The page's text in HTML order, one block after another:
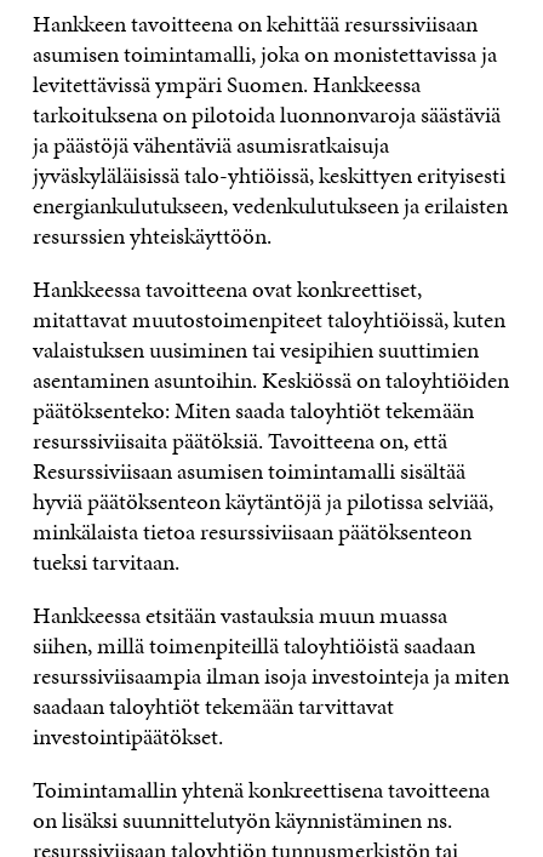
Hankkeen tavoitteena on kehittää resurssiviisaan
asumisen toimintamalli, joka on monistettavissa ja
levitettävissä ympäri Suomen. Hankkeessa
tarkoituksena on pilotoida luonnonvaroja säästäviä
ja päästöjä vähentäviä asumisratkaisuja
jyväskyläläisissä talo-yhtiöissä, keskittyen erityisesti
energiankulutukseen, vedenkulutukseen ja erilaisten
resurssien yhteiskäyttöön.
Hankkeessa tavoitteena ovat konkreettiset,
mitattavat muutostoimenpiteet taloyhtiöissä, kuten
valaistuksen uusiminen tai vesipihien suuttimien
asentaminen asuntoihin. Keskiössä on taloyhtiöiden
päätöksenteko: Miten saada taloyhtiöt tekemään
resurssiviisaita päätöksiä. Tavoitteena on, että
Resurssiviisaan asumisen toimintamalli sisältää
hyviä päätöksenteon käytäntöjä ja pilotissa selviää,
minkälaista tietoa resurssiviisaan päätöksenteon
tueksi tarvitaan.
Hankkeessa etsitään vastauksia muun muassa
siihen, millä toimenpiteillä taloyhtiöistä saadaan
resurssiviisaampia ilman isoja investointeja ja miten
saadaan taloyhtiöt tekemään tarvittavat
investointipäätökset.
Toimintamallin yhtenä konkreettisena tavoitteena
on lisäksi suunnittelutyön käynnistäminen ns.